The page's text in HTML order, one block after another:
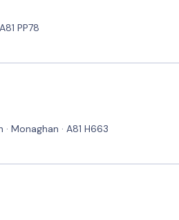
PP78
Monaghan · A81 H663